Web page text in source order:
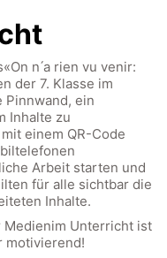
n ́a rien vu venir:
der 7. Klasse im
ein
Inhalte zu
einem QR-Code
Arbeit starten und
für alle sichtbar die
Inhalte.
Medienim Unterricht ist
motivierend!